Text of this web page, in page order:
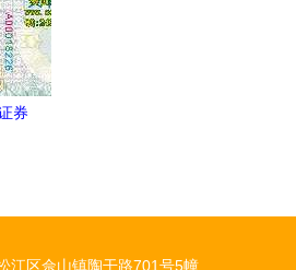
券
江区佘山镇陶干路701号5幢